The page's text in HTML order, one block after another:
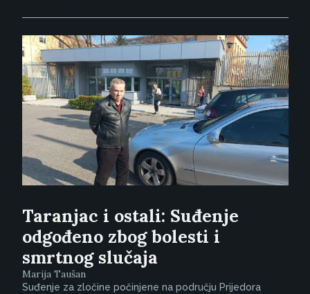
Taranjac i ostali: Suđenje
odgođeno zbog bolesti i
smrtnog slučaja
Marija Taušan
Suđenje za zločine počinjene na području Prijedora